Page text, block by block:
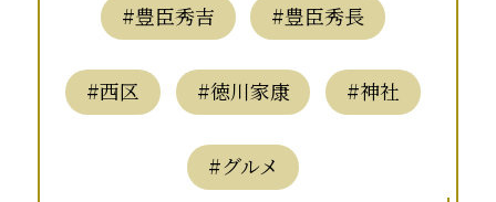
#豊臣秀吉 #豊臣秀長
#西区 #徳川家康 #神社
#グルメ